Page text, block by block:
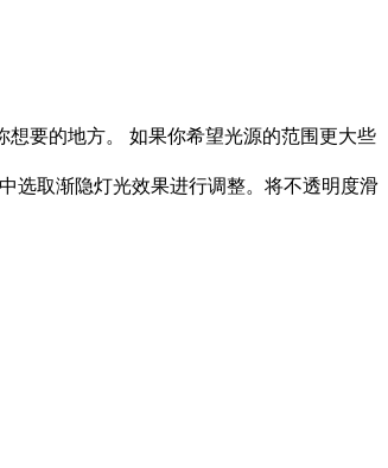
要的地方。 如果你希望光源的范围更大些
选取渐隐灯光效果进行调整。将不透明度滑